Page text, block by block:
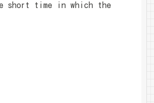
short time in which the